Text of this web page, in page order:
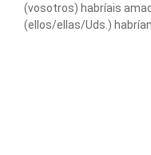
(vosotros) habríais
(ellos/ellas/Uds.)